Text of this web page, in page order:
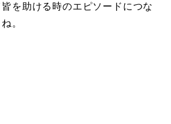
を助ける時のエピソードにつな
。